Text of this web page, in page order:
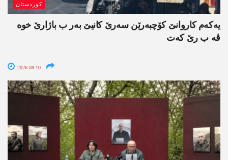
کوردستان
یەکەم کاروانێ کۆچبەرێن سەرێ کانیێ بەر ب باژارێ خوە
ڤە ب رێ کەت
2026-08-10